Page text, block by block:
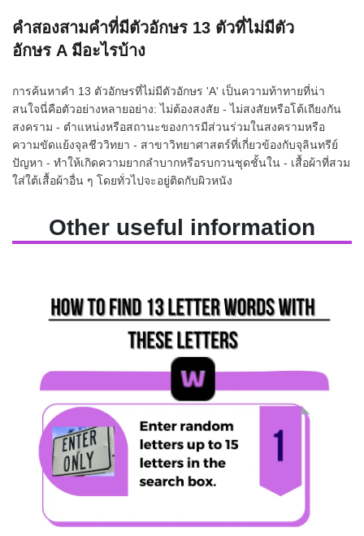
คำสองสามคำที่มีตัวอักษร 13 ตัวที่ไม่มีตัว
อักษร A มีอะไรบ้าง
การค้นหาคำ 13 ตัวอักษรที่ไม่มีตัวอักษร 'A' เป็นความท้าทายที่น่า
สนใจนี่คือตัวอย่างหลายอย่าง: ไม่ต้องสงสัย - ไม่สงสัยหรือโต้เถียงกัน
สงคราม - ตำแหน่งหรือสถานะของการมีส่วนร่วมในสงครามหรือ
ความขัดแย้งจุลชีววิทยา - สาขาวิทยาศาสตร์ที่เกี่ยวข้องกับจุลินทรีย์
ปัญหา - ทำให้เกิดความยากลำบากหรือรบกวนชุดชั้นใน - เสื้อผ้าที่สวม
ใส่ใต้เสื้อผ้าอื่น ๆ โดยทั่วไปจะอยู่ติดกับผิวหนัง
Other useful information